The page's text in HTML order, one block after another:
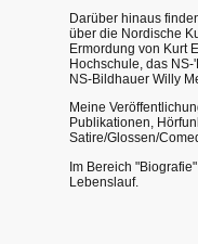
Darüber hinaus
über die Nordische
Ermordung von Kurt
Hochschule, das
NS-Bildhauer Willy
Meine
Publikationen,
Satire/Glossen/
Im Bereich
Lebenslauf.